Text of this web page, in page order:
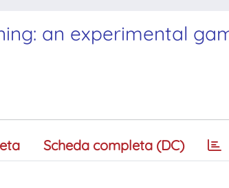
an experimental
Scheda completa (DC)